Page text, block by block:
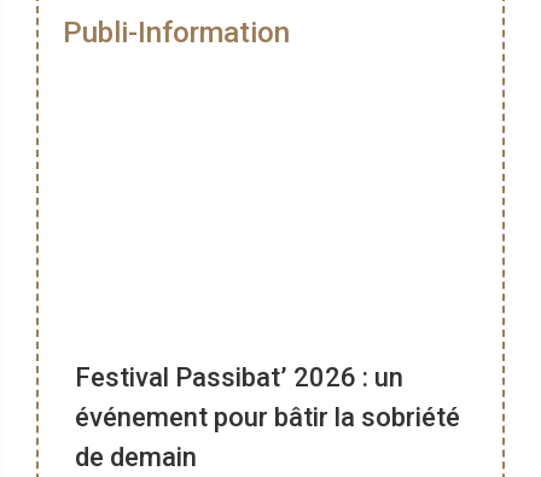
Publi-Information
Festival Passibat’ 2026 : un
événement pour bâtir la sobriété
de demain